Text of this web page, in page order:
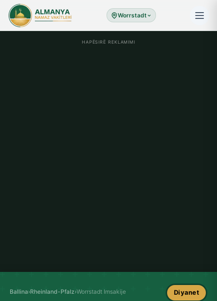
Worrstadt
HAPËSIRË REKLAMIMI
Ballina›Rheinland-Pfalz›Worrstadt Imsakije Diyanet